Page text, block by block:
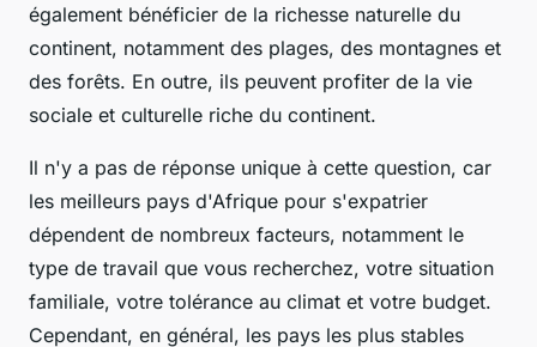
également bénéficier de la richesse naturelle du
continent, notamment des plages, des montagnes et
des forêts. En outre, ils peuvent profiter de la vie
sociale et culturelle riche du continent.
Il n'y a pas de réponse unique à cette question, car
les meilleurs pays d'Afrique pour s'expatrier
dépendent de nombreux facteurs, notamment le
type de travail que vous recherchez, votre situation
familiale, votre tolérance au climat et votre budget.
Cependant, en général, les pays les plus stables